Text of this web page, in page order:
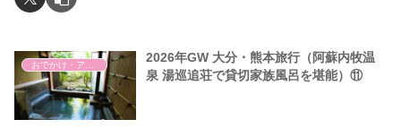
おでかけ・アウトドア・旅行
2026年GW 大分・熊本旅行（阿蘇内牧温
泉 湯巡追荘で貸切家族風呂を堪能）⑪